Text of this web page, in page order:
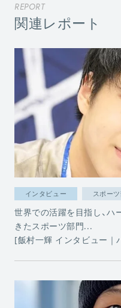
REPORT
関連レポート
インタビュー スポー
世界での活躍を目指し、
きたスポーツ部門...
[飯村一輝 インタビュー｜